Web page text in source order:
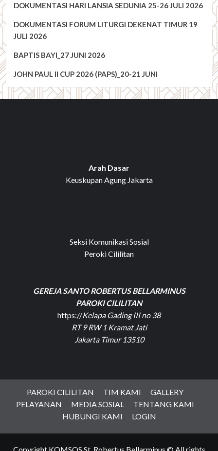
DOKUMENTASI HARI LANSIA SEDUNIA 25-26 JULI 2026
DOKUMENTASI FORUM LITURGI DEKENAT TIMUR 19
JULI 2026
BAPTIS BAYI_27 JUNI 2026
JOHN PAUL II CUP 2026 (PAPS)_20-21 JUNI
Arah Dasar
Keuskupan Agung Jakarta
Seksi Komunikasi Sosial
Peroki Cililitan
GEREJA SANTO ROBERTUS BELLARMINUS
PAROKI CILILITAN
https://Kelapa Gading III no 38
RT 9 RW 1 Kramat Jati
Jakarta Timur 13510
PAROKI CILILITAN TIM KAMI
GALLERY
PELAYANAN
MEDIA SOSIAL
TENTANG KAMI
HUBUNGI KAMI
LOGIN
Copyright KOMSOS St. Robertus Bellarminus © All rights